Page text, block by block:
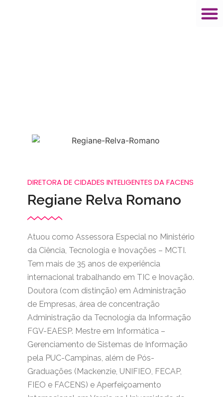
DIRETORA DE CIDADES INTELIGENTES DA FACENS
Regiane Relva Romano
Atuou como Assessora Especial no Ministério
da Ciência, Tecnologia e Inovações – MCTI.
Tem mais de 35 anos de experiência
internacional trabalhando em TIC e Inovação.
Doutora (com distinção) em Administração
de Empresas, área de concentração
Administração da Tecnologia da Informação
FGV-EAESP. Mestre em Informática –
Gerenciamento de Sistemas de Informação
pela PUC-Campinas, além de Pós-
Graduações (Mackenzie, UNIFIEO, FECAP,
FIEO e FACENS) e Aperfeiçoamento